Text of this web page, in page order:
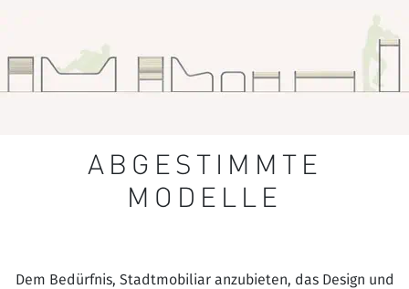
ABGESTIMMTE
MODELLE
Dem Bedürfnis, Stadtmobiliar anzubieten, das Design und